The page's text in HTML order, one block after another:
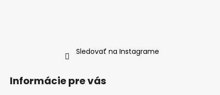
Sledovať na Instagrame
Informácie pre vás